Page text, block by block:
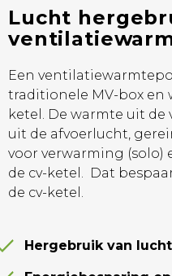
Lucht
Een
traditionele MV-box en
ketel. De warmte uit
uit de afvoerlucht,
voor verwarming (solo)
de cv-ketel. Dat
de cv-ketel.
Hergebruik van